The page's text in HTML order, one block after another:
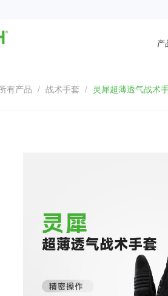
产
有产品 / 战术手套 / 灵犀超薄透气战术